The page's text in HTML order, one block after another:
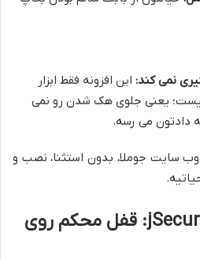
نمی کند: این افزونه فقط ابزار
نیست؛ یعنی جلوی هک شدن رو نمی
دادتون می رسه.
سایت جوملا، بدون استثنا، نصب و
jSecure Authentication: قفل محکم روی